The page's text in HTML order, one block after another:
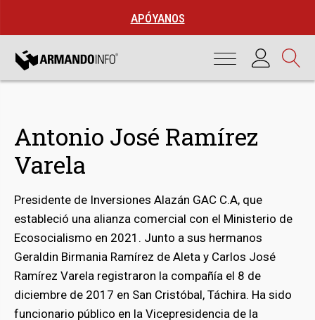
APÓYANOS
Antonio José Ramírez
Varela
Presidente de Inversiones Alazán GAC C.A, que
estableció una alianza comercial con el Ministerio de
Ecosocialismo en 2021. Junto a sus hermanos
Geraldin Birmania Ramírez de Aleta y Carlos José
Ramírez Varela registraron la compañía el 8 de
diciembre de 2017 en San Cristóbal, Táchira. Ha sido
funcionario público en la Vicepresidencia de la